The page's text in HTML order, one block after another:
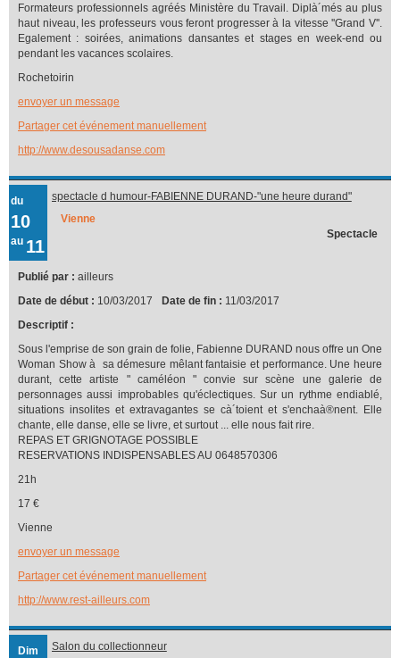
Formateurs professionnels agréés Ministère du Travail. Diplà´més au plus
haut niveau, les professeurs vous feront progresser à la vitesse ''Grand V''.
Egalement : soirées, animations dansantes et stages en week-end ou
pendant les vacances scolaires.
Rochetoirin
envoyer un message
Partager cet événement manuellement
http://www.desousadanse.com
du
10
au 11
spectacle d humour-FABIENNE DURAND-"une heure durand"
Vienne
Spectacle
Publié par : ailleurs
Date de début : 10/03/2017 Date de fin : 11/03/2017
Descriptif :
Sous l'emprise de son grain de folie, Fabienne DURAND nous offre un One
Woman Show à sa démesure mêlant fantaisie et performance. Une heure
durant, cette artiste " caméléon " convie sur scène une galerie de
personnages aussi improbables qu'éclectiques. Sur un rythme endiablé,
situations insolites et extravagantes se cà´toient et s'enchaà®nent. Elle
chante, elle danse, elle se livre, et surtout ... elle nous fait rire.
REPAS ET GRIGNOTAGE POSSIBLE
RESERVATIONS INDISPENSABLES AU 0648570306
21h
17 €
Vienne
envoyer un message
Partager cet événement manuellement
http://www.rest-ailleurs.com
Dim
Salon du collectionneur